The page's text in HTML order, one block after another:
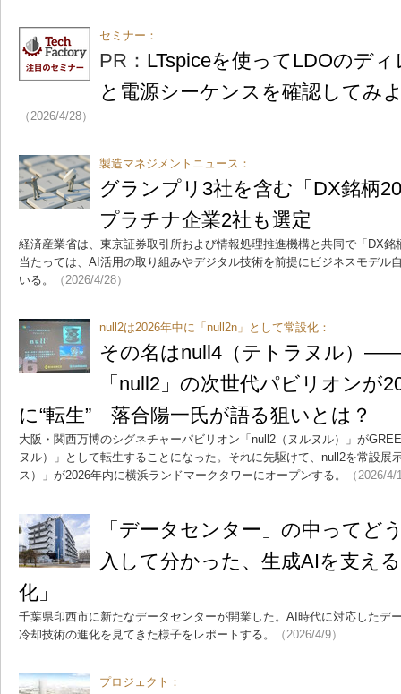
セミナー：
PR： LTspiceを使ってLDOのデ
と電源シーケンスを確認してみ
（2026/4/28）
製造マネジメントニュース：
グランプリ3社を含む「DX銘柄
プラチナ企業2社も選定
経済産業省は、東京証券取引所および情報処理推進機構と共同で「DX
当たっては、AI活用の取り組みやデジタル技術を前提にビジネスモデル
いる。
（2026/4/28）
null2は2026年中に「null2n」として常設化：
その名はnull4（テトラヌル）
「null2」の次世代パビリオンが
に“転生” 落合陽一氏が語る狙いとは？
大阪・関西万博のシグネチャーパビリオン「null2（ヌルヌル）」が
ヌル）」として転生することになった。それに先駆けて、null2を常設展
ス）」が2026年内に横浜ランドマークタワーにオープンする。
（2026/4/
「データセンター」の中って
入して分かった、生成AIを支え
化」
千葉県印西市に新たなデータセンターが開業した。AI時代に対応したデ
冷却技術の進化を見てきた様子をレポートする。
（2026/4/9）
プロジェクト：